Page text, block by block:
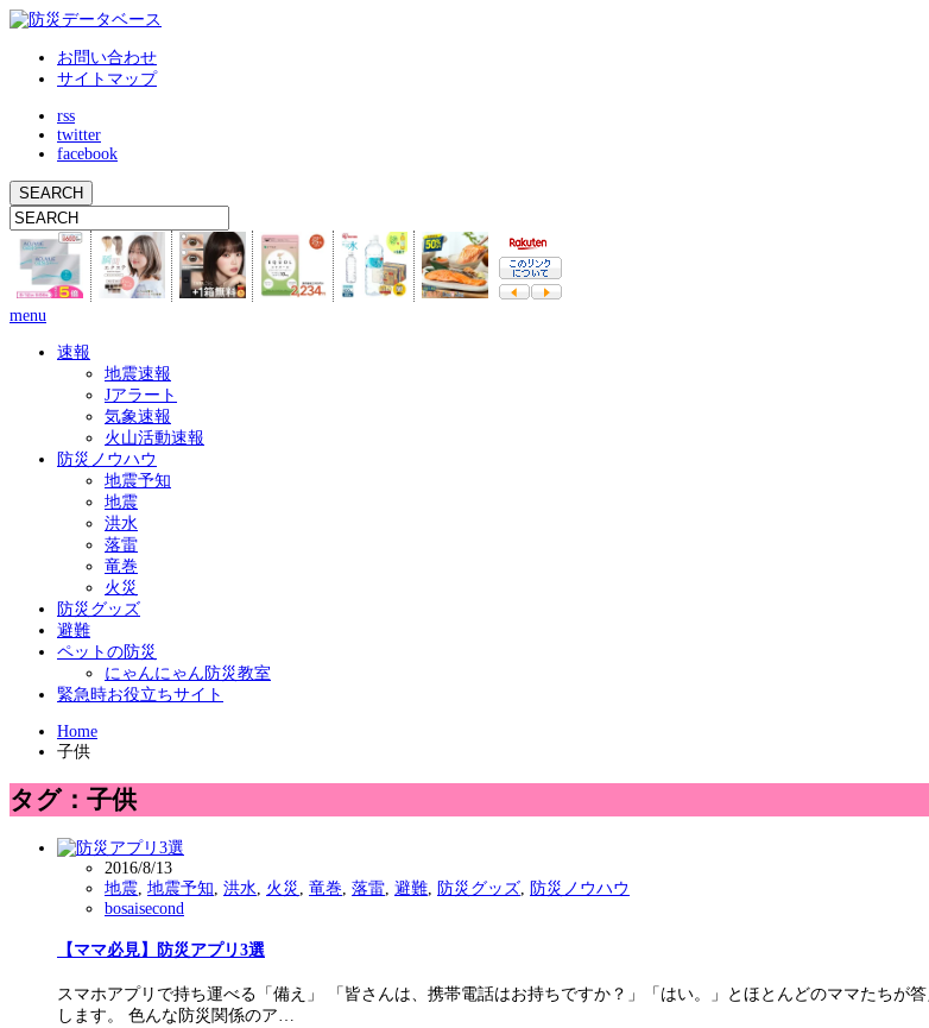
お問い合わせ
サイトマップ
rss
twitter
facebook
menu
速報
地震速報
Jアラート
気象速報
火山活動速報
防災ノウハウ
地震予知
地震
洪水
落雷
竜巻
火災
防災グッズ
避難
ペットの防災
にゃんにゃん防災教室
緊急時お役立ちサイト
Home
子供
タグ：子供
2016/8/13
地震 地震予知 洪水 火災 竜巻 落雷 避難 防災グッズ
防災ノウハウ
bosaisecond
【ママ必見】防災アプリ3選
スマホアプリで持ち運べる「備え」 「皆さんは、携帯電話はお持ちですか？」「はい。」とほとんどのママたち
します。 色んな防災関係のア…